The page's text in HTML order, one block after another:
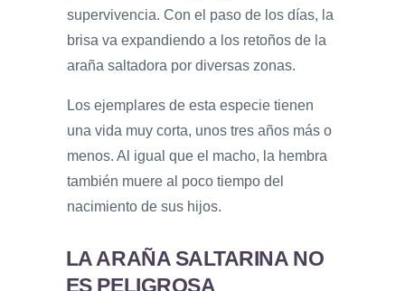
supervivencia. Con el paso de los días, la
brisa va expandiendo a los retoños de la
araña saltadora por diversas zonas.
Los ejemplares de esta especie tienen
una vida muy corta, unos tres años más o
menos. Al igual que el macho, la hembra
también muere al poco tiempo del
nacimiento de sus hijos.
LA ARAÑA SALTARINA NO
ES PELIGROSA